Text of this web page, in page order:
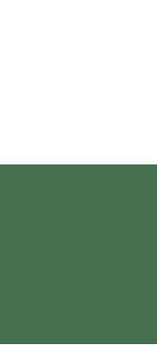
profesionist,
rezultat: ulcioare,
de a găti faimosul
un extra tarif de
ro/saltland-
Brazilor: 300 RON/
proprie dintr-o
rudele lui din